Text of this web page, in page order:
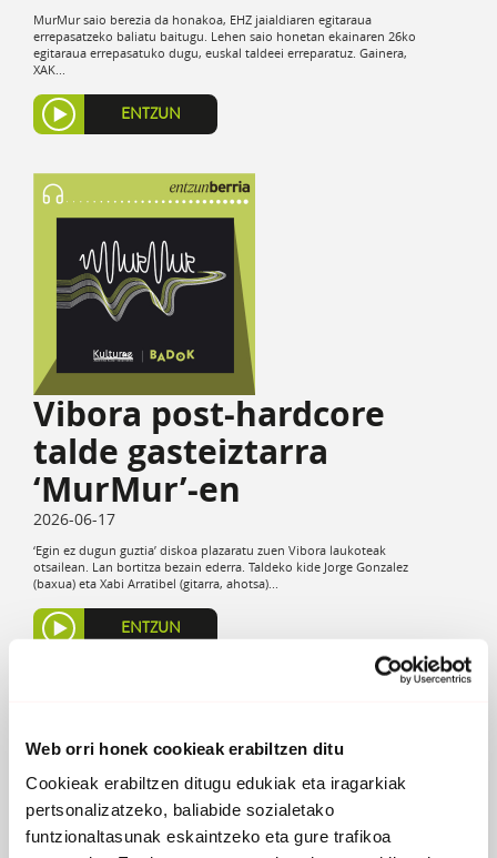
Web orri honek cookieak erabiltzen ditu
Cookieak erabiltzen ditugu edukiak eta iragarkiak
pertsonalizatzeko, baliabide sozialetako
funtzionaltasunak eskaintzeko eta gure trafikoa
MurMur saio berezia da honakoa, EHZ jaialdiaren egitaraua
errepasatzeko baliatu baitugu. Lehen saio honetan ekainaren 26ko
egitaraua errepasatuko dugu, euskal taldeei erreparatuz. Gainera,
XAK...
ENTZUN
Vibora post-hardcore
talde gasteiztarra
‘MurMur’-en
2026-06-17
‘Egin ez dugun guztia’ diskoa plazaratu zuen Vibora laukoteak
otsailean. Lan bortitza bezain ederra. Taldeko kide Jorge Gonzalez
(baxua) eta Xabi Arratibel (gitarra, ahotsa)...
ENTZUN